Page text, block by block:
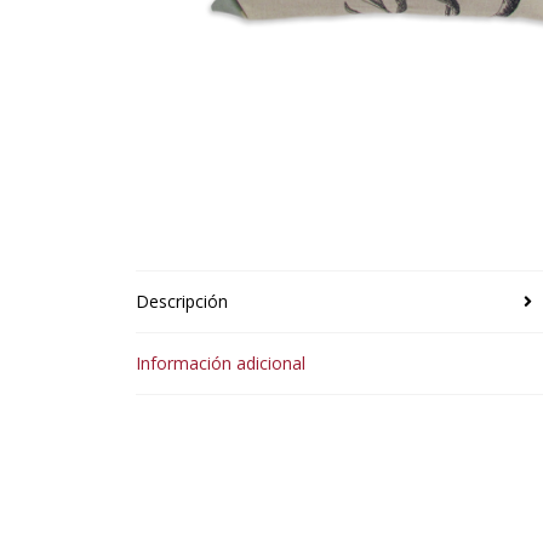
Descripción
Información adicional